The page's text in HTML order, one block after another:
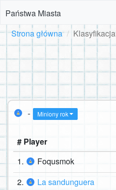
Państwa Miasta
Strona główna Klasyfikacja
- Miniony rok
# Player
1.
Foqusmok
2. La sandunguera